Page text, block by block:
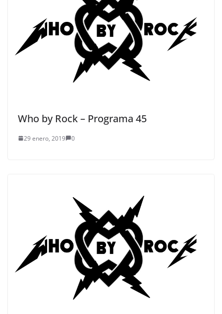
Who by Rock – Programa 45
29 enero, 2019 0